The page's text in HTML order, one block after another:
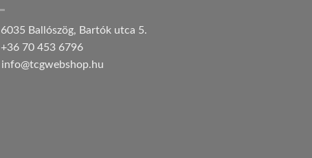
6035 Ballószög, Bartók utca 5.
+36 70 453 6796
info@tcgwebshop.hu